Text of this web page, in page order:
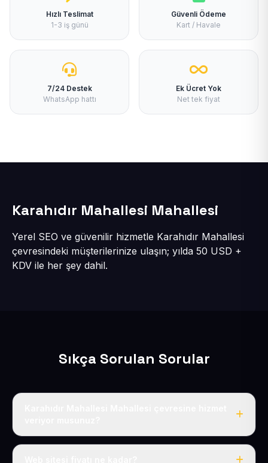
Hızlı Teslimat
1-3 iş günü
Güvenli Ödeme
Kart / Havale
7/24 Destek
WhatsApp hattı
Ek Ücret Yok
Net tek fiyat
Karahıdır Mahallesi Mahallesi
Yerel SEO ve güvenilir hizmetle Karahıdır Mahallesi
çevresindeki müşterilerinize ulaşın; yılda 50 USD +
KDV ile her şey dahil.
Sıkça Sorulan Sorular
Evet, Karahıdır Mahallesi dahil tüm Bünyan ve Bünyan